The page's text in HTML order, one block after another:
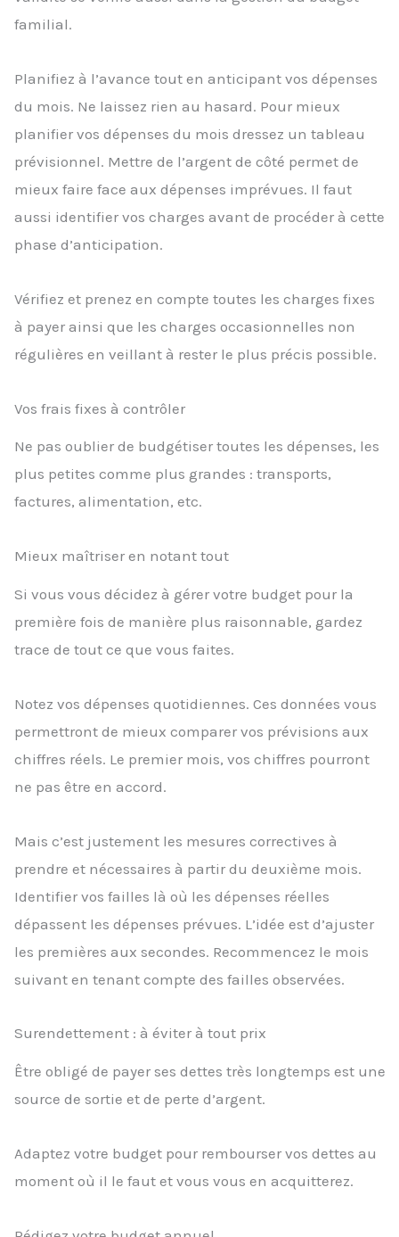
familial.
Planifiez à l’avance tout en anticipant vos dépenses
du mois. Ne laissez rien au hasard. Pour mieux
planifier vos dépenses du mois dressez un tableau
prévisionnel. Mettre de l’argent de côté permet de
mieux faire face aux dépenses imprévues. Il faut
aussi identifier vos charges avant de procéder à cette
phase d’anticipation.
Vérifiez et prenez en compte toutes les charges fixes
à payer ainsi que les charges occasionnelles non
régulières en veillant à rester le plus précis possible.
Vos frais fixes à contrôler
Ne pas oublier de budgétiser toutes les dépenses, les
plus petites comme plus grandes : transports,
factures, alimentation, etc.
Mieux maîtriser en notant tout
Si vous vous décidez à gérer votre budget pour la
première fois de manière plus raisonnable, gardez
trace de tout ce que vous faites.
Notez vos dépenses quotidiennes. Ces données vous
permettront de mieux comparer vos prévisions aux
chiffres réels. Le premier mois, vos chiffres pourront
ne pas être en accord.
Mais c’est justement les mesures correctives à
prendre et nécessaires à partir du deuxième mois.
Identifier vos failles là où les dépenses réelles
dépassent les dépenses prévues. L’idée est d’ajuster
les premières aux secondes. Recommencez le mois
suivant en tenant compte des failles observées.
Surendettement : à éviter à tout prix
Être obligé de payer ses dettes très longtemps est une
source de sortie et de perte d’argent.
Adaptez votre budget pour rembourser vos dettes au
moment où il le faut et vous vous en acquitterez.